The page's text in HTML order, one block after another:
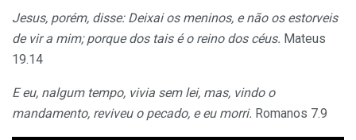
Jesus, porém, disse: Deixai os meninos, e não os estorveis
de vir a mim; porque dos tais é o reino dos céus. Mateus
19.14
E eu, nalgum tempo, vivia sem lei, mas, vindo o
mandamento, reviveu o pecado, e eu morri. Romanos 7.9